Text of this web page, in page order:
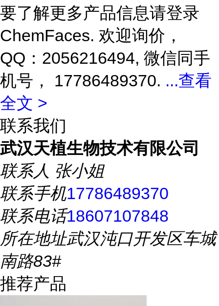
要了解更多产品信息请登录
ChemFaces. 欢迎询价，
QQ：2056216494, 微信同手
机号， 17786489370. ...查看
全文 >
联系我们
武汉天植生物技术有限公司
联系人 张小姐
联系手机17786489370
联系电话18607107848
所在地址武汉沌口开发区车城
南路83#
推荐产品